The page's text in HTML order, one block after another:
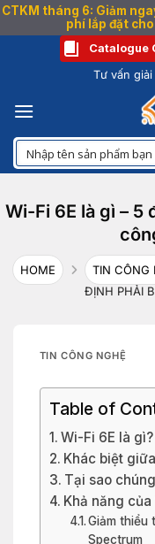
CTKM tháng 6: Giảm
phí lắp đặt
dung
Catalogue
Tư vấn
Wi-Fi 6E là gì – 5
HOME TIN CÔNG
ĐỊNH PHẢI
TIN CÔNG NGHỆ
Table of
Wi-Fi 6E là gì?
Khác biệt
Tại sao
Khả năng của
Giảm thiểu
Spectrum